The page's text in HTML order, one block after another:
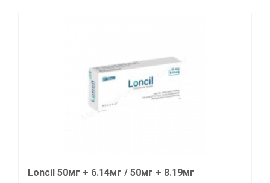
Loncil 50мг + 6.14мг / 50мг + 8.19мг